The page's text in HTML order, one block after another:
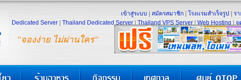
"จองง่าย ไม่ผ่านใคร"
เข้าสู่ระบบ สมัครสมาชิก โรงแรมสำเร็จรูป
ร
Dedicated Server
Thailand Dedicated Server Thailand VPS Server Web Hosting จ